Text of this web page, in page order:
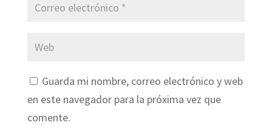
Guarda mi nombre, correo electrónico y web
en este navegador para la próxima vez que
comente.